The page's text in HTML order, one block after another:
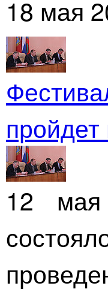
18 мая
12 мая